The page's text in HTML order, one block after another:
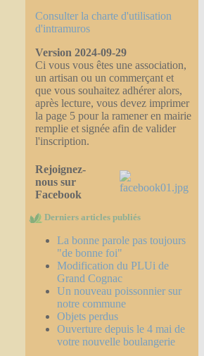
Consulter la charte d'utilisation
d'intramuros
Version 2024-09-29
Ci vous vous êtes une association,
un artisan ou un commerçant et
que vous souhaitez adhérer alors,
après lecture, vous devez imprimer
la page 5 pour la ramener en mairie
remplie et signée afin de valider
l'inscription.
Rejoignez-
nous sur
Facebook
Derniers articles publiés
La bonne parole pas toujours
"de bonne foi"
Modification du PLUi de
Grand Cognac
Un nouveau poissonnier sur
notre commune
Objets perdus
Ouverture depuis le 4 mai de
votre nouvelle boulangerie